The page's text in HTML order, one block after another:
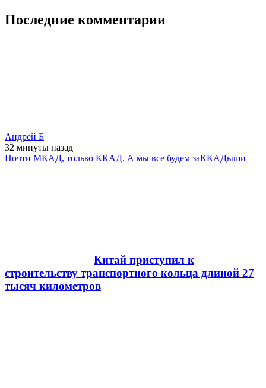
Последние комментарии
Андрей Б
32 минуты назад
Почти МКАД, только ККАД. А мы все будем заККАДыши
Китай приступил к
строительству транспортного кольца длиной 27
тысяч километров